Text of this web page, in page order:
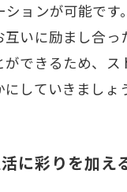
ョンが可能で
いに励まし合
できるため、
していきましょ
に彩りを加え